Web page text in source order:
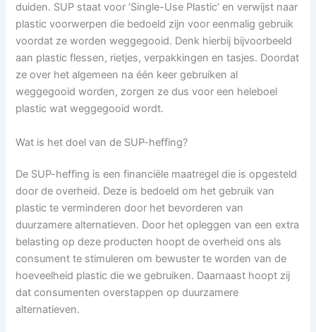
duiden. SUP staat voor ‘Single-Use Plastic’ en verwijst naar
plastic voorwerpen die bedoeld zijn voor eenmalig gebruik
voordat ze worden weggegooid. Denk hierbij bijvoorbeeld
aan plastic flessen, rietjes, verpakkingen en tasjes. Doordat
ze over het algemeen na één keer gebruiken al
weggegooid worden, zorgen ze dus voor een heleboel
plastic wat weggegooid wordt.
Wat is het doel van de SUP-heffing?
De SUP-heffing is een financiële maatregel die is opgesteld
door de overheid. Deze is bedoeld om het gebruik van
plastic te verminderen door het bevorderen van
duurzamere alternatieven. Door het opleggen van een extra
belasting op deze producten hoopt de overheid ons als
consument te stimuleren om bewuster te worden van de
hoeveelheid plastic die we gebruiken. Daarnaast hoopt zij
dat consumenten overstappen op duurzamere
alternatieven.